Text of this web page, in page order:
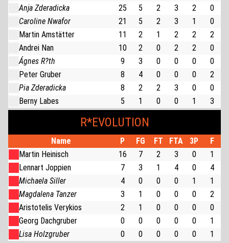
Anja Zderadicka
25 5 2 3 2
0
Caroline Nwafor
21 5 2 3 1
0
Martin Amstätter
11 2 1 2 2
2
Andrei Nan
10 2 0 2 2
0
Ágnes R?th
9 3 0 0 0
0
Peter Gruber
8 4 0 0 0
2
Pia Zderadicka
8 2 2 3 0
0
Berny Labes
5 1 0 0 1 3
R*EVOLUTION
Name P FG FT FTA 3P
F
Martin Heinisch
16 7 2 3 0
1
Lennart Joppien
7 3 1 4 0
4
Michaela Siller
4 0 0 0 1
1
Magdalena Tanzer
3 1 0 0 0
2
Aristotelis Verykios
2 1 0 0 0
0
Georg Dachgruber
0 0 0 0 0
1
Lisa Holzgruber
0 0 0 0 0 1